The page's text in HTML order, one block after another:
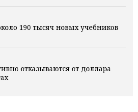
190 тысяч новых учебников
отказываются от доллара